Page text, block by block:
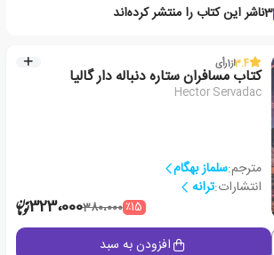
3ناشر این کتاب را منتشر کرده‌اند
3.4از1رأی
کتاب مسافران ستاره دنباله دار گالیا
Hector Servadac
مترجم:سلماز بهگام
انتشارات:ترانه
٪15380،000323،000
افزودن به سبد